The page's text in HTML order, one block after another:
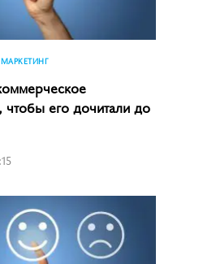
его дочитали до